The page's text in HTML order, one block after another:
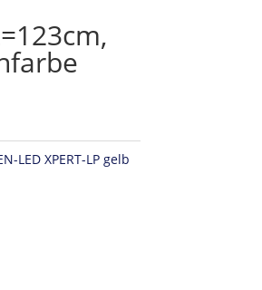
LED XPERT-LP gelb